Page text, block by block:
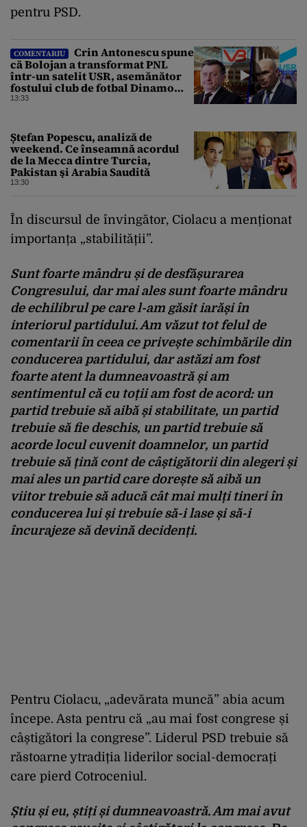
pentru PSD.
COMENTARIU
Crin Antonescu spune
că Bolojan a transformat PNL
într-un satelit USR, asemănător
fostului club de fotbal Dinamo
Victoria, care a aparținut Miliției
13:33
Ștefan Popescu, analiză de
weekend. Ce înseamnă acordul
de la Mecca dintre Turcia,
Pakistan şi Arabia Saudită
13:30
În discursul de învingător, Ciolacu a menționat
importanța „stabilității”.
Sunt foarte mândru și de desfășurarea
Congresului, dar mai ales sunt foarte mândru
de echilibrul pe care l-am găsit iarăși în
interiorul partidului. Am văzut tot felul de
comentarii în ceea ce privește schimbările din
conducerea partidului, dar astăzi am fost
foarte atent la dumneavoastră și am
sentimentul că cu toții am fost de acord: un
partid trebuie să aibă și stabilitate, un partid
trebuie să fie deschis, un partid trebuie să
acorde locul cuvenit doamnelor, un partid
trebuie să țină cont de câștigătorii din alegeri și
mai ales un partid care dorește să aibă un
viitor trebuie să aducă cât mai mulți tineri în
conducerea lui și trebuie să-i lase și să-i
încurajeze să devină decidenți.
Pentru Ciolacu, „adevărata muncă” abia acum
începe. Asta pentru că „au mai fost congrese și
câștigători la congrese”. Liderul PSD trebuie să
răstoarne ytradiția liderilor social-democrați
care pierd Cotroceniul.
Știu și eu, știți și dumneavoastră. Am mai avut